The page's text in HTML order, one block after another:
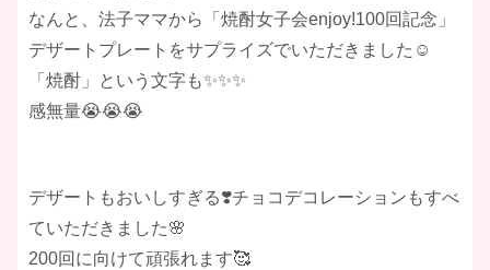
なんと、法子ママから「焼酎女子会enjoy!100回記念」
デザートプレートをサプライズでいただきました☺
「焼酎」という文字も✨✨✨
感無量😭😭😭
デザートもおいしすぎる❣️チョコデコレーションもすべ
ていただきました🌸
200回に向けて頑張れます🥰